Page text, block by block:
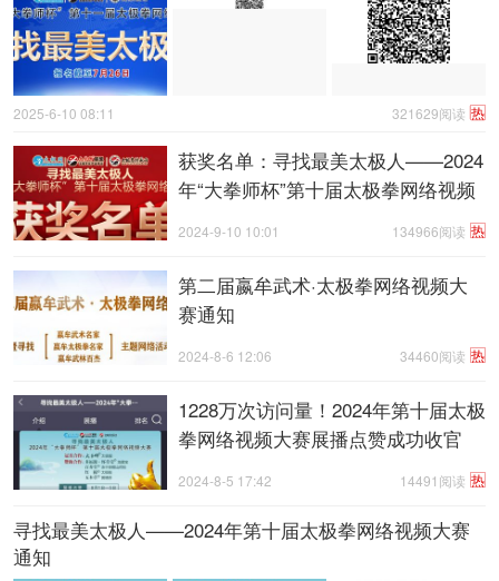
热
321629阅读
2025-6-10 08:11
获奖名单：寻找最美太极人——2024
年“大拳师杯”第十届太极拳网络视频
热
134966阅读
2024-9-10 10:01
第二届嬴牟武术·太极拳网络视频大
赛通知
热
34460阅读
2024-8-6 12:06
1228万次访问量！2024年第十届太极
拳网络视频大赛展播点赞成功收官
热
14491阅读
2024-8-5 17:42
寻找最美太极人——2024年第十届太极拳网络视频大赛
通知